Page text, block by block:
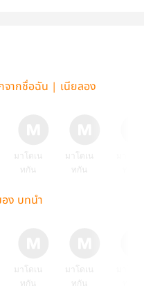
จากชื่อฉัน | เนียลอง
มาโดเน
ทกัน
มาโดเน
ทกัน
ง บทนำ
มาโดเน
ทกัน
มาโดเน
ทกัน